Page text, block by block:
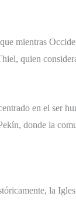
mientras
quien
en el ser
donde la
la